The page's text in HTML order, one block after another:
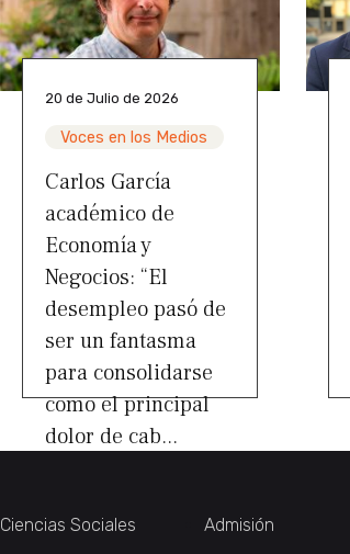
20 de Julio de 2026
Voces en los Medios
Carlos García
académico de
Economía y
Negocios: “El
desempleo pasó de
ser un fantasma
para consolidarse
como el principal
dolor de cab...
Ciencias Sociales Admisión